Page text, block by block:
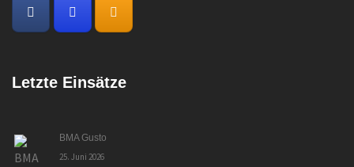
Letzte Einsätze
BMA Gusto
25. Juni 2026